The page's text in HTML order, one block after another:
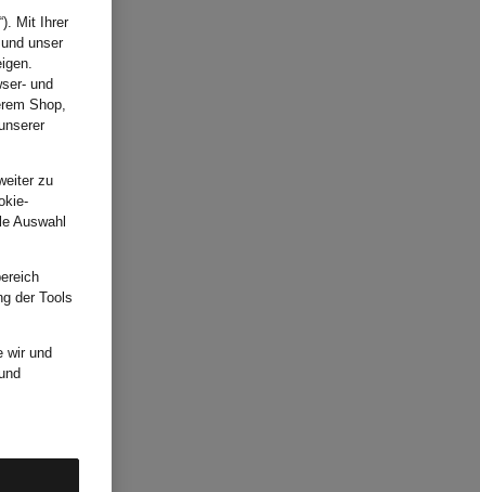
Mit Ihrer
unser
und
Shop,
zu
Auswahl
der Tools
wir und